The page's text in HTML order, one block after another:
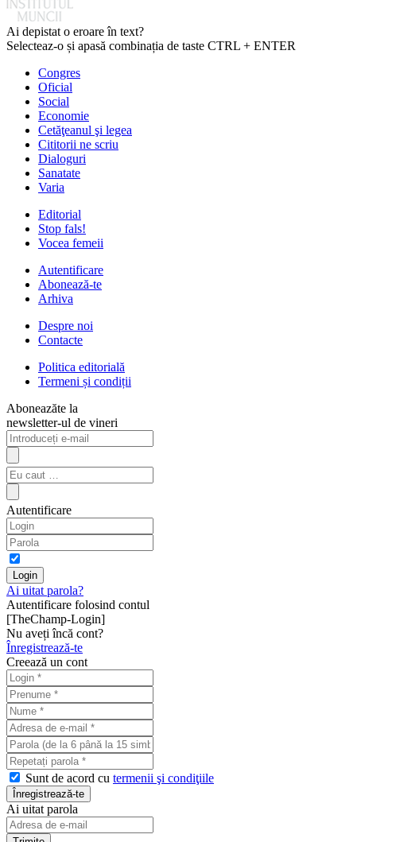
Ai depistat o eroare în text?
Selecteaz-o și apasă combinația de taste CTRL + ENTER
Congres
Oficial
Social
Economie
Cetăţeanul şi legea
Cititorii ne scriu
Dialoguri
Sanatate
Varia
Editorial
Stop fals!
Vocea femeii
Autentificare
Abonează-te
Arhiva
Despre noi
Contacte
Politica editorială
Termeni și condiții
Aboneazăte la
newsletter-ul de vineri
Autentificare
Ai uitat parola?
Autentificare folosind contul
[TheChamp-Login]
Nu aveți încă cont?
Înregistrează-te
Creează un cont
Sunt de acord cu termenii şi condiţiile
Ai uitat parola